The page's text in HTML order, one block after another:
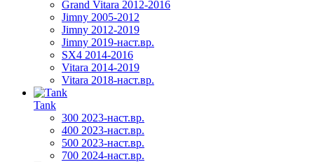
Grand Vitara 2012-2016
Jimny 2005-2012
Jimny 2012-2019
Jimny 2019-наст.вр.
SX4 2014-2016
Vitara 2014-2019
Vitara 2018-наст.вр.
Tank
300 2023-наст.вр.
400 2023-наст.вр.
500 2023-наст.вр.
700 2024-наст.вр.